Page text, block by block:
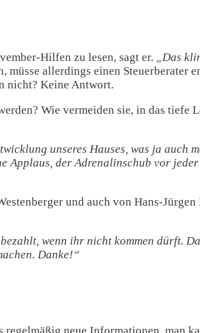
Hilfen zu lesen, sagt er. „Das
allerdings einen Steuerberater
nicht? Keine Antwort.
Wie vermeiden sie, in das tiefe
unseres Hauses, was ja auch
Applaus, der Adrenalinschub vor
und auch von Hans-
wenn ihr nicht kommen dürft.
Danke!“